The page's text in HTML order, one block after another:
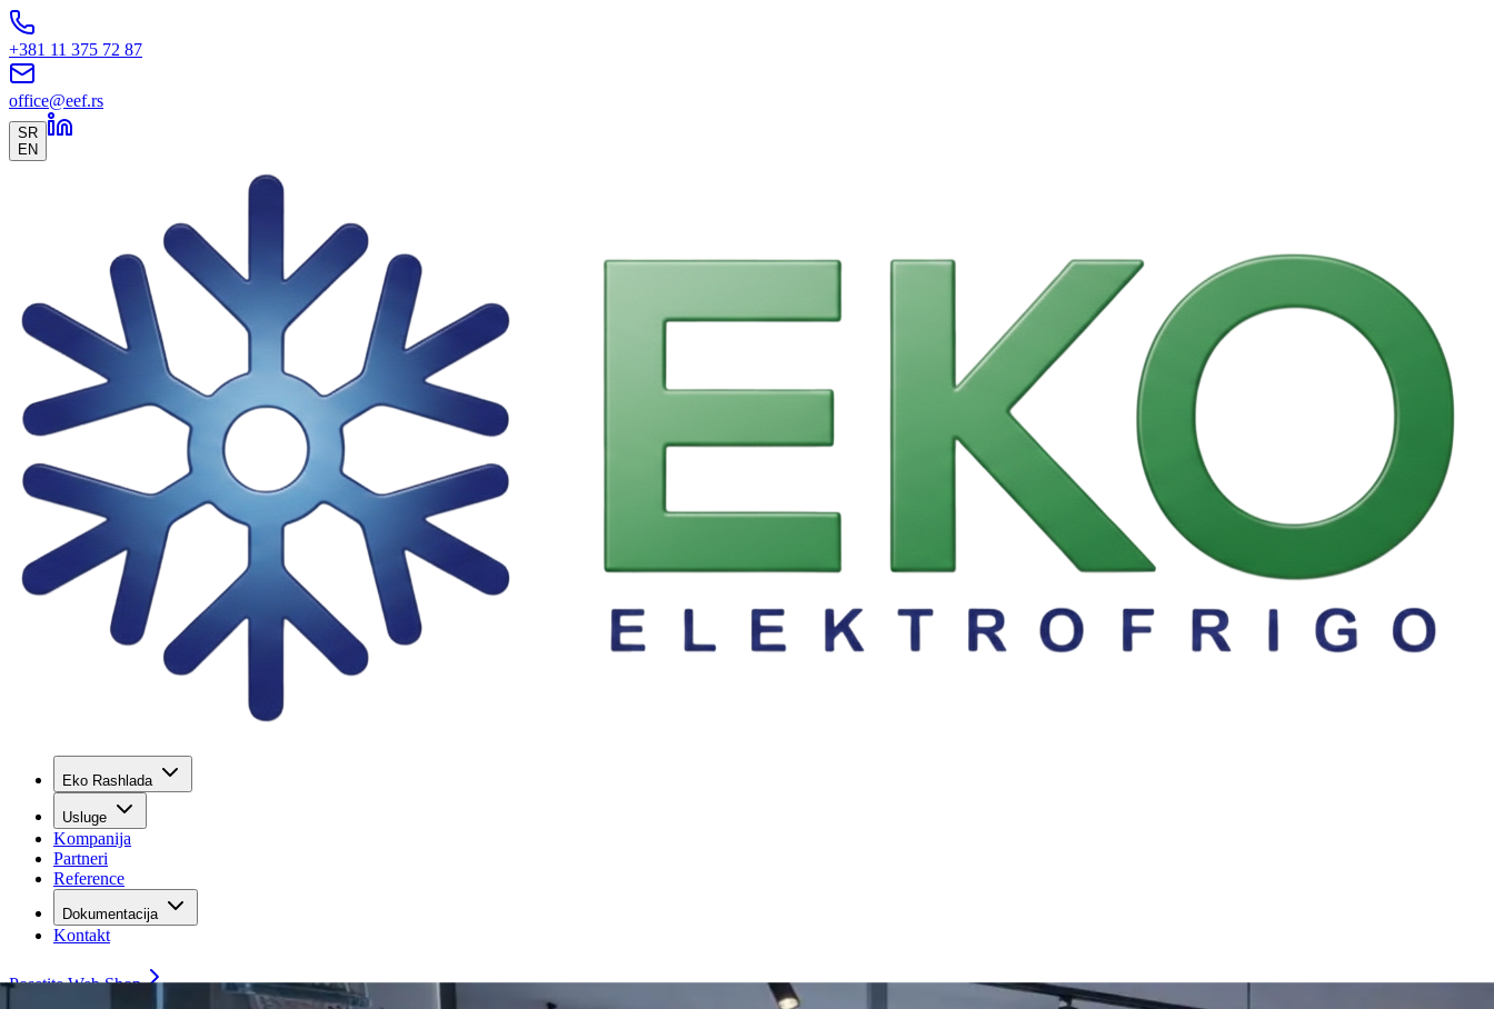
+381 11 375 72 87
office@eef.rs
SR
EN
Eko Rashlada
Usluge
Kompanija
Partneri
Reference
Dokumentacija
Kontakt
Posetite Web Shop